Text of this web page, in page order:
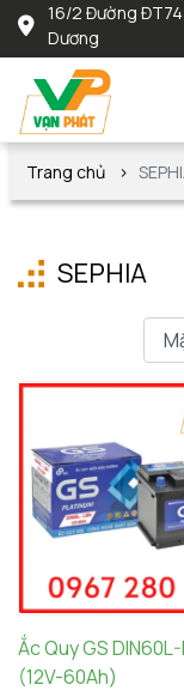
16/2 Đường
Dương
Trang chủ
SEPHIA
Ắc Quy GS DIN60L-
(12V-60Ah)